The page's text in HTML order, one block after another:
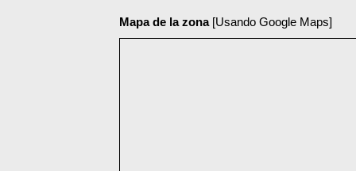
Mapa de la zona[Usando Google Maps]